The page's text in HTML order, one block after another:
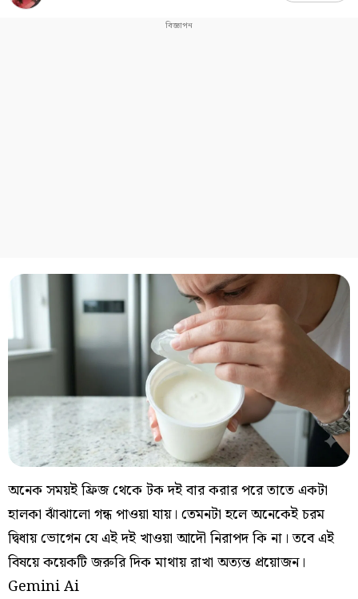
অনেক সময়ই ফ্রিজ থেকে টক দই বার করার পরে তাতে একটা
হালকা ঝাঁঝালো গন্ধ পাওয়া যায়। তেমনটা হলে অনেকেই চরম
দ্বিধায় ভোগেন যে এই দই খাওয়া আদৌ নিরাপদ কি না। তবে এই
বিষয়ে কয়েকটি জরুরি দিক মাথায় রাখা অত্যন্ত প্রয়োজন।
Gemini Ai